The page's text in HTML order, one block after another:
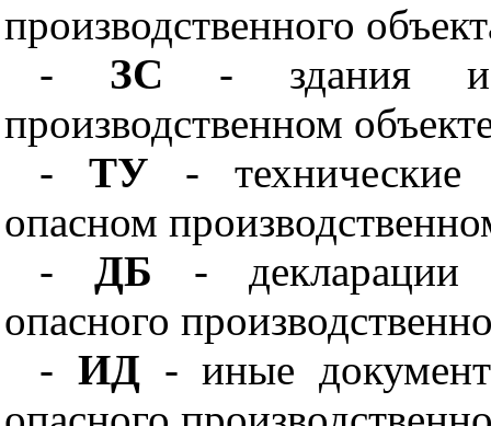
производственного
- ЗС - здания и
производственном
-ТУ - технические
опасном
-ДБ - декларации
опасного
- ИД - иные